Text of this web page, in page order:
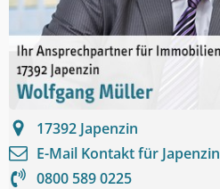
17392 Japenzin
E-Mail Kontakt für Japenzin
0800 589 0225